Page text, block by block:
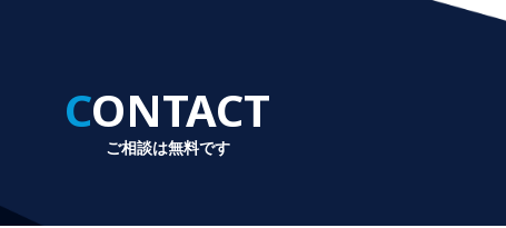
CONTACT
ご相談は無料です